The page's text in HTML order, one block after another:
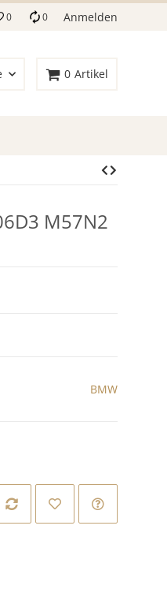
0 0 Anmelden
0 Artikel
M57N2
BMW